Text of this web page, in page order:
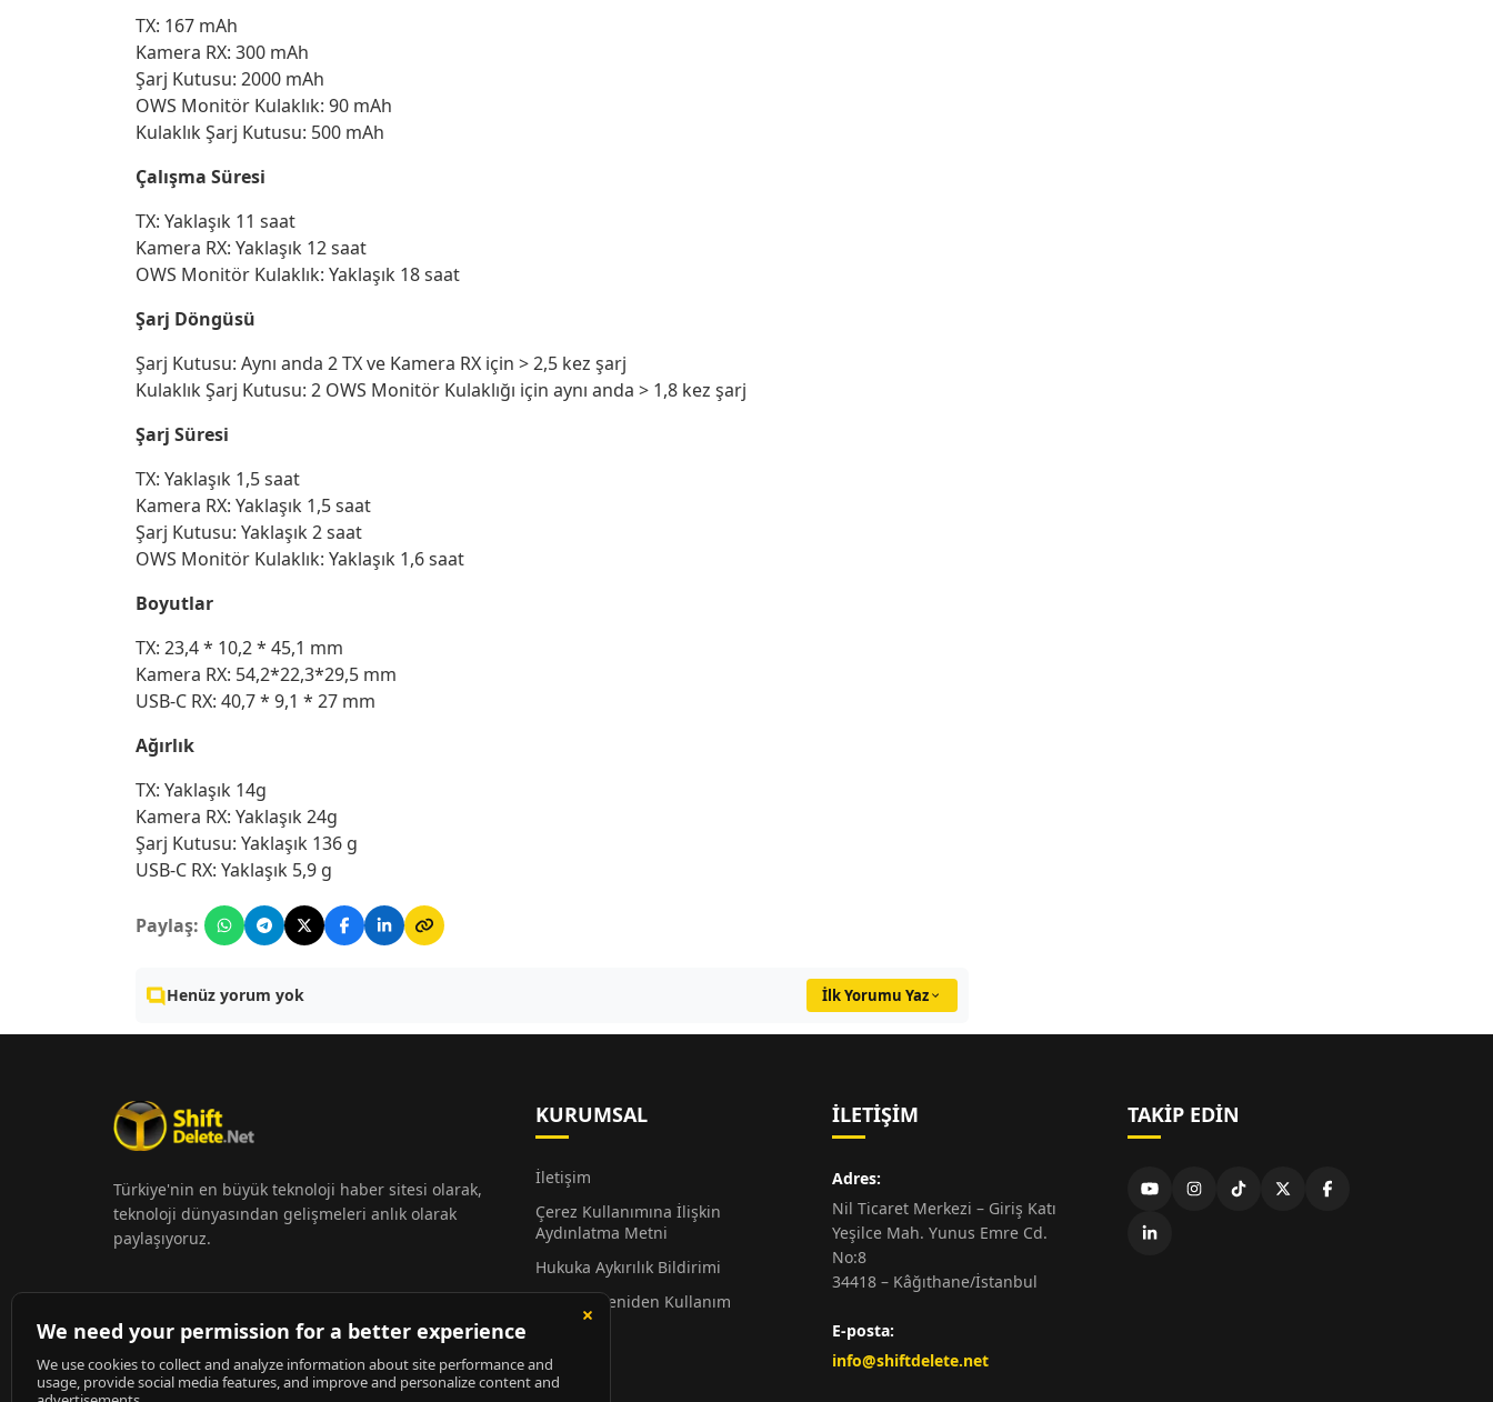
TX: 167 mAh
Kamera RX: 300 mAh
Şarj Kutusu: 2000 mAh
OWS Monitör Kulaklık: 90 mAh
Kulaklık Şarj Kutusu: 500 mAh
Çalışma Süresi
TX: Yaklaşık 11 saat
Kamera RX: Yaklaşık 12 saat
OWS Monitör Kulaklık: Yaklaşık 18 saat
Şarj Döngüsü
Şarj Kutusu: Aynı anda 2 TX ve Kamera RX için > 2,5 kez şarj
Kulaklık Şarj Kutusu: 2 OWS Monitör Kulaklığı için aynı anda > 1,8 kez şarj
Şarj Süresi
TX: Yaklaşık 1,5 saat
Kamera RX: Yaklaşık 1,5 saat
Şarj Kutusu: Yaklaşık 2 saat
OWS Monitör Kulaklık: Yaklaşık 1,6 saat
Boyutlar
TX: 23,4 * 10,2 * 45,1 mm
Kamera RX: 54,2*22,3*29,5 mm
USB-C RX: 40,7 * 9,1 * 27 mm
Ağırlık
TX: Yaklaşık 14g
Kamera RX: Yaklaşık 24g
Şarj Kutusu: Yaklaşık 136 g
USB-C RX: Yaklaşık 5,9 g
Paylaş:
Henüz yorum yok İlk Yorumu Yaz
Türkiye'nin en büyük teknoloji haber sitesi olarak,
teknoloji dünyasından gelişmeleri anlık olarak
paylaşıyoruz.
KURUMSAL
İletişim
Çerez Kullanımına İlişkin
Aydınlatma Metni
Hukuka Aykırılık Bildirimi
Alıntı ve Yeniden Kullanım
Hakkında
Künye
İLETIŞIM
Adres:
Nil Ticaret Merkezi – Giriş Katı
Yeşilce Mah. Yunus Emre Cd.
No:8
34418 – Kâğıthane/İstanbul
E-posta:
info@shiftdelete.net
TAKIP EDIN